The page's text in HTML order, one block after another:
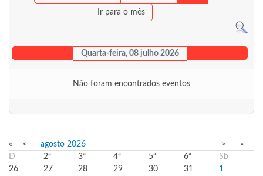
Ir para o mês
Quarta-feira, 08 julho 2026
Não foram encontrados eventos
« < agosto 2026 >
»
D
2ª 3ª 4ª 5ª 6ª
Sb
26
27 28 29 30 31
1